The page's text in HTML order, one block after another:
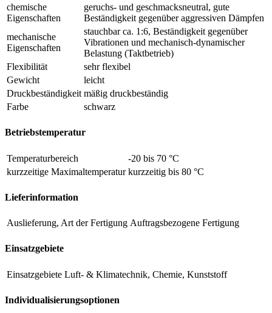
chemische
Eigenschaften
geruchs- und geschmacksneutral, gute
Beständigkeit gegenüber aggressiven Dämpfen
mechanische
Eigenschaften
stauchbar ca. 1:6, Beständigkeit gegenüber
Vibrationen und mechanisch-dynamischer
Belastung (Taktbetrieb)
Flexibilität
sehr flexibel
Gewicht
leicht
Druckbeständigkeit mäßig druckbeständig
Farbe
schwarz
Betriebstemperatur
Temperaturbereich
-20 bis 70 °C
kurzzeitige Maximaltemperatur kurzzeitig bis 80 °C
Lieferinformation
Auslieferung, Art der Fertigung Auftragsbezogene Fertigung
Einsatzgebiete
Einsatzgebiete Luft- & Klimatechnik, Chemie, Kunststoff
Individualisierungsoptionen